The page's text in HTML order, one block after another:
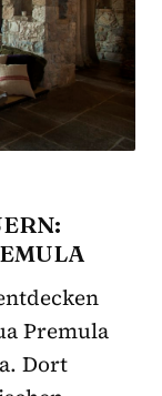
Premula
Dort